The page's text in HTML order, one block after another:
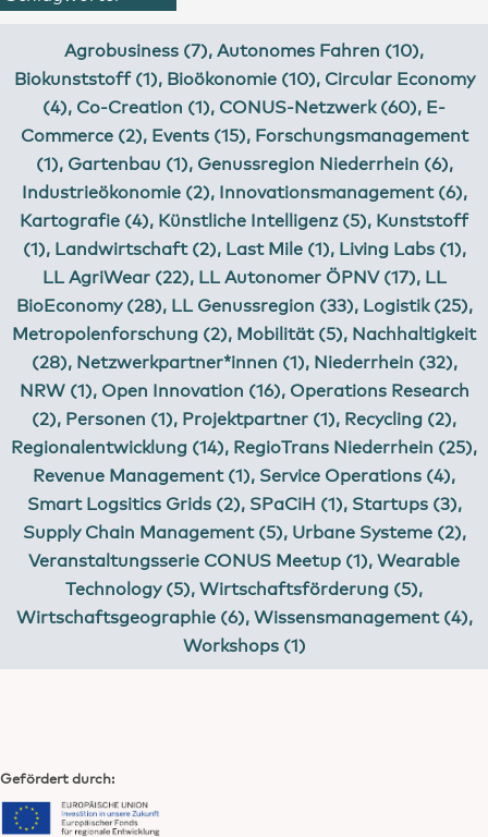
Agrobusiness (7),Autonomes Fahren (10),
Biokunststoff (1), Bioökonomie (10), Circular Economy
(4), Co-Creation (1), CONUS-Netzwerk (60), E-
Commerce (2), Events (15), Forschungsmanagement
(1), Gartenbau (1), Genussregion Niederrhein (6),
Industrieökonomie (2), Innovationsmanagement (6),
Kartografie (4), Künstliche Intelligenz (5), Kunststoff
(1), Landwirtschaft (2), Last Mile (1), Living Labs (1),
LL AgriWear (22), LL Autonomer ÖPNV (17), LL
BioEconomy (28), LL Genussregion (33), Logistik (25),
Metropolenforschung (2), Mobilität (5), Nachhaltigkeit
(28), Netzwerkpartner*innen (1), Niederrhein (32),
NRW (1), Open Innovation (16), Operations Research
(2), Personen (1), Projektpartner (1), Recycling (2),
Regionalentwicklung (14), RegioTrans Niederrhein (25),
Revenue Management (1), Service Operations (4),
Smart Logsitics Grids (2), SPaCiH (1), Startups (3),
Supply Chain Management (5), Urbane Systeme (2),
Veranstaltungsserie CONUS Meetup (1),Wearable
Technology (5),Wirtschaftsförderung (5),
Wirtschaftsgeographie (6),Wissensmanagement (4),
Workshops (1)
Gefördert durch: